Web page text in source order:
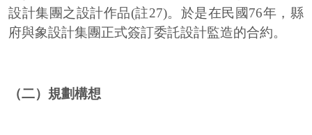
設計集團之設計作品(註27)。於是在民國76年，縣
府與象設計集團正式簽訂委託設計監造的合約。
（二）規劃構想